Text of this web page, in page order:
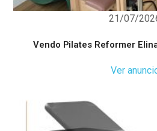
21/07/
Vendo Pilates Reformer
Ver